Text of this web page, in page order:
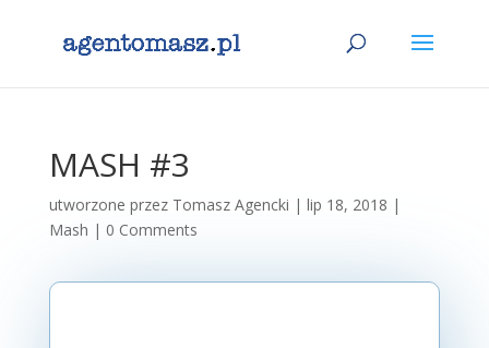
MASH #3
utworzone przez Tomasz Agencki | lip 18, 2018 |
Mash | 0 Comments